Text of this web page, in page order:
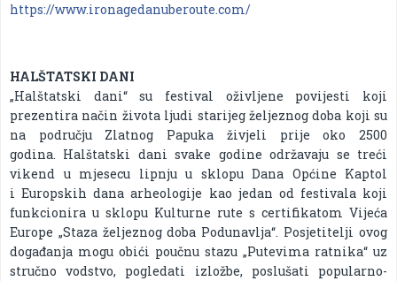
https://www.ironagedanuberoute.com/
HALŠTATSKI DANI
„Halštatski dani“ su festival oživljene povijesti koji
prezentira način života ljudi starijeg željeznog doba koji su
na području Zlatnog Papuka živjeli prije oko 2500
godina. Halštatski dani svake godine održavaju se treći
vikend u mjesecu lipnju u sklopu Dana Općine Kaptol
i Europskih dana arheologije kao jedan od festivala koji
funkcionira u sklopu Kulturne rute s certifikatom Vijeća
Europe „Staza željeznog doba Podunavlja“. Posjetitelji ovog
događanja mogu obići poučnu stazu „Putevima ratnika“ uz
stručno vodstvo, pogledati izložbe, poslušati popularno-